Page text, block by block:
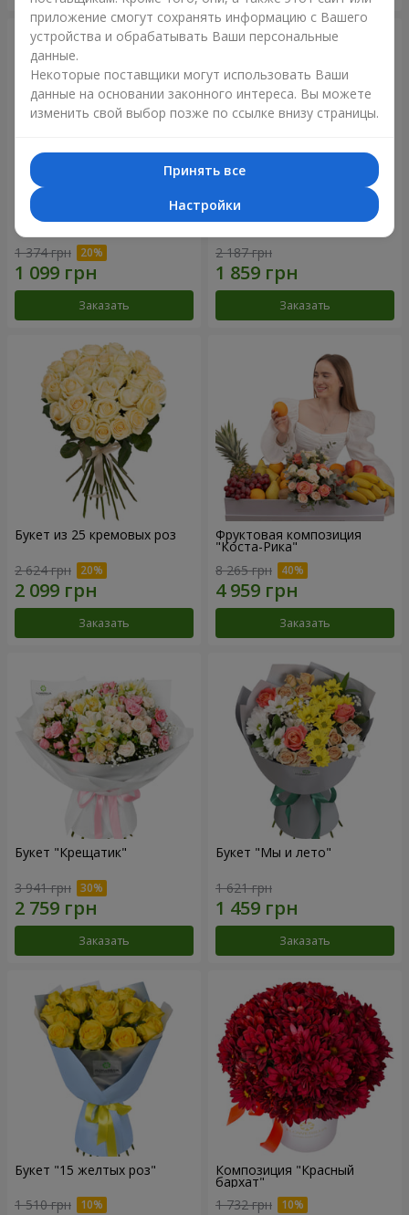
Букет "Времена года"
1 374 грн
Заказать
Букет из 21 кремовой розы
2 187 грн
Заказать
Букет из 25 кремовых роз
2 624 грн
Заказать
Фруктовая композиция
"Коста-Рика"
8 265 грн
Заказать
Букет "Крещатик"
3 941 грн
Заказать
Букет "Мы и лето"
1 621 грн
Заказать
Букет "15 желтых роз"
1 510 грн
Композиция "Красный
бархат"
1 732 грн
приложение смогут сохранять информацию с Вашего
устройства и обрабатывать Ваши персональные
данные.
Некоторые поставщики могут использовать Ваши
данные на основании законного интереса. Вы можете
изменить свой выбор позже по ссылке внизу страницы.
Принять все
Настройки